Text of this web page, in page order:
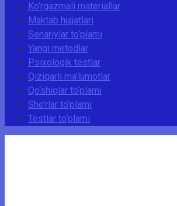
Ko‘rgazmali materiallar
Maktab hujjatlari
Senariylar to‘plami
Yangi metodlar
Psixologik testlar
Qiziqarli ma’lumotlar
Qo‘shiqlar to‘plami
She’rlar to‘plami
Testlar to‘plami